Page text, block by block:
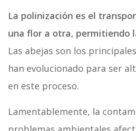
La polinización es el
una flor a otra, permitiendo
Las abejas son los
han evolucionado para ser
en este proceso.
Lamentablemente, la